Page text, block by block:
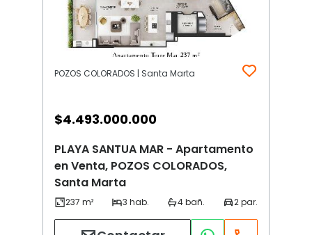
POZOS COLORADOS | Santa Marta
$4.493.000.000
PLAYA SANTUA MAR - Apartamento
en Venta, POZOS COLORADOS,
Santa Marta